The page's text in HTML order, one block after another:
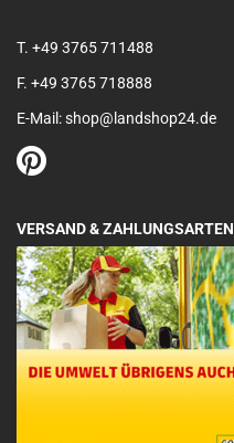
T. +49 3765 711488
F. +49 3765 718888
E-Mail: shop@landshop24.de
VERSAND & ZAHLUNGSARTEN